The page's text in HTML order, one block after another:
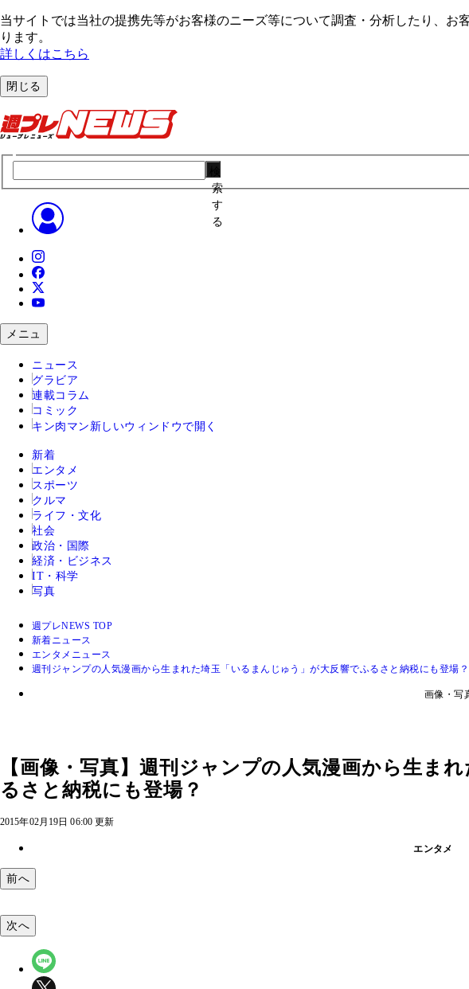
当サイトでは当社の提携先等がお客様のニーズ等について調査・分析したり、お
ります。
詳しくはこちら
閉じる
索
す
る
メニュ
ニュース
グラビア
連載コラム
コミック
キン肉マン 新しいウィンドウで開く
新着
エンタメ
スポーツ
クルマ
ライフ・文化
社会
政治・国際
経済・ビジネス
IT・科学
写真
週プレNEWS TOP
新着ニュース
エンタメニュース
週刊ジャンプの人気漫画から生まれた埼玉「いるまんじゅう」が大反響でふるさと納税にも登場？
画像・写
【画像・写真】週刊ジャンプの人気漫画から生ま
るさと納税にも登場？
2015年02月19日 06:00 更新
エンタメ
前へ
次へ